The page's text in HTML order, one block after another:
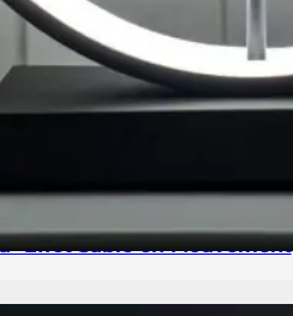
-Effet Sable en Mouvement